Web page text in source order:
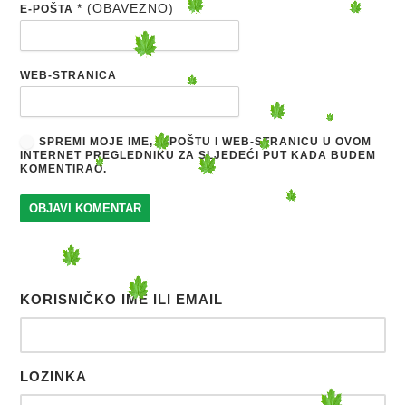
E-POŠTA* (OBAVEZNO)
WEB-STRANICA
SPREMI MOJE IME, E-POŠTU I WEB-STRANICU U OVOM
INTERNET PREGLEDNIKU ZA SLJEDEĆI PUT KADA BUDEM
KOMENTIRAO.
KORISNIČKO IME ILI EMAIL
LOZINKA